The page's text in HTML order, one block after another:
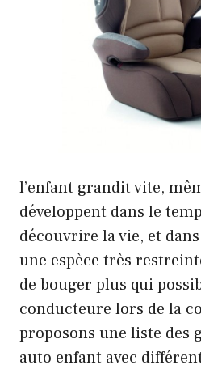
l’enfant grandit vite,
développent dans le
découvrire la vie, et
une espèce très
de bouger plus qui
conducteure lors de la
proposons une liste des
auto enfant avec